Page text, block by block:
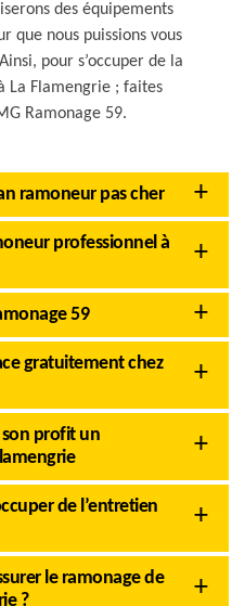
des équipements
que nous puissions vous
pour s’occuper de la
La Flamengrie ; faites
Ramonage 59.
ramoneur pas cher
professionnel à
59
gratuitement chez
profit un
de l’entretien
le ramonage de
?